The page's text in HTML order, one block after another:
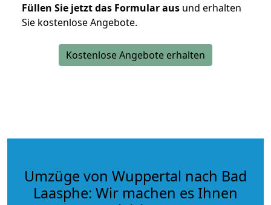
Füllen Sie jetzt das Formular aus und erhalten
Sie kostenlose Angebote.
Kostenlose Angebote erhalten
Umzüge von Wuppertal nach Bad
Laasphe: Wir machen es Ihnen